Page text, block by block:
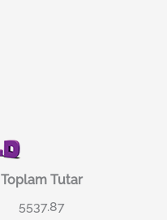
Toplam Tutar
5537.87